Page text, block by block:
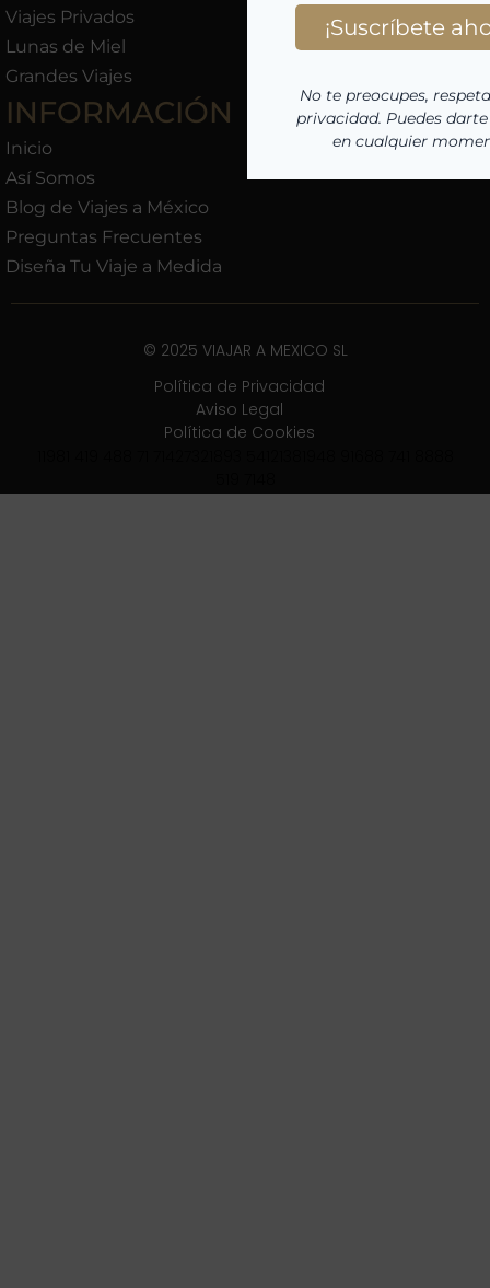
Viajes Privados
Lunas de Miel
Grandes Viajes
INFORMACIÓN
Inicio
Así Somos
Blog de Viajes a México
Preguntas Frecuentes
Diseña Tu Viaje a Medida
© 2025 VIAJAR A MEXICO SL
Política de Privacidad
Aviso Legal
Política de Cookies